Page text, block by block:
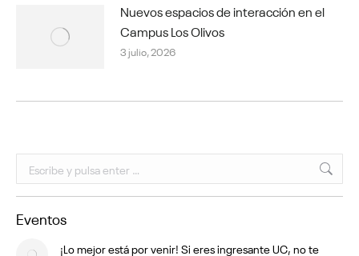
Nuevos espacios de interacción en el
Campus Los Olivos
3 julio, 2026
Buscar:
Eventos
¡Lo mejor está por venir! Si eres ingresante UC, no te